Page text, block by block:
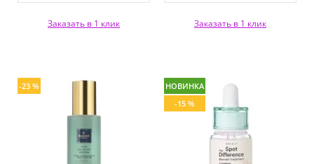
Заказать в 1 клик Заказать в 1 клик
-23 %
НОВИНКА
-15 %